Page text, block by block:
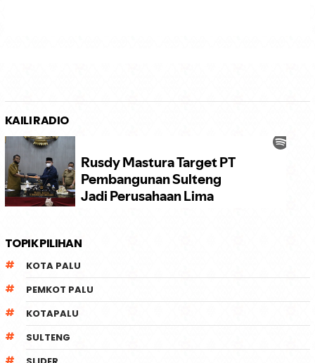
KAILI RADIO
TOPIK PILIHAN
KOTA PALU
PEMKOT PALU
KOTAPALU
SULTENG